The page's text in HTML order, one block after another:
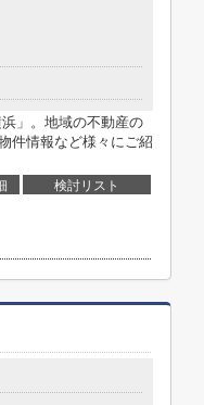
」。地域の不動産の
件情報など様々にご紹
検討リスト